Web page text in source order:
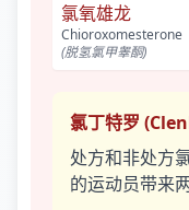
氯氧雄龙
Chioroxomesterone
(脱氢氯甲睾酮)
氯丁特罗
处方和非处方
的运动员带来